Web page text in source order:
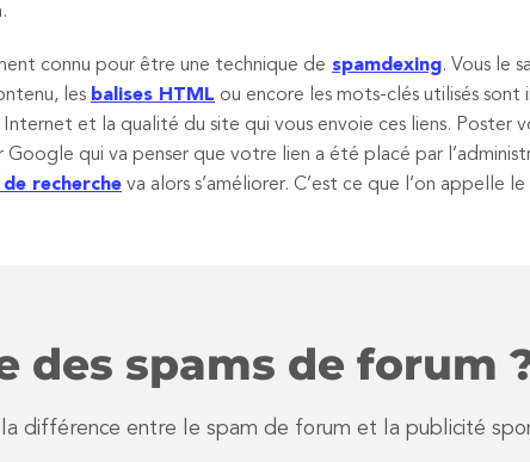
connu pour être une technique de spamdexing. Vous le
les balises HTML ou encore les mots-clés utilisés
et la qualité du site qui vous envoie ces liens. Poster
qui va penser que votre lien a été placé par
recherche va alors s’améliorer. C’est ce que l’on appelle
des spams de forum
la différence entre le spam de forum et la publicité